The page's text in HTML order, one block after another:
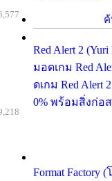
Red Alert 2 (Yuri
มอดเกม Red
ดเกม Red
0% พร้อมสิ่งก่อ
Format Factory